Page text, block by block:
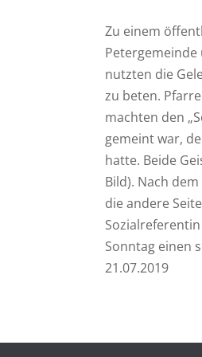
Zu einem
Petergemeinde
nutzten die
zu beten.
machten den
gemeint war,
hatte. Beide
Bild). Nach
die andere
Sonntag einen
21.07.2019